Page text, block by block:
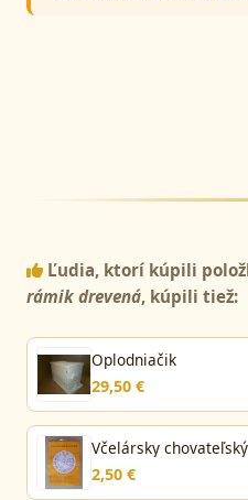
Ľudia, ktorí kúpili
rámik drevená, kúpili tiež:
Oplodniačik
29,50 €
Včelársky
2,50 €